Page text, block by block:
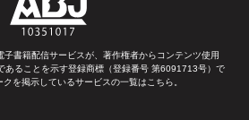
書籍配信サービスが、著作権者からコンテンツ使用
あることを示す登録商標（登録番号 第6091713号）で
を掲示しているサービスの一覧はこちら。